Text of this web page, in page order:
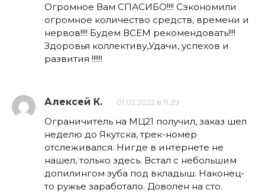
Огромное Вам СПАСИБО!!!! Сэкономили
огромное количество средств, времени и
нервов!!!! Будем ВСЕМ рекомендовать!!!!
Здоровья коллективу,Удачи, успехов и
развития !!!!!!
Алексей К. 01.02.2022 в 11:39
Ограничитель на МЦ21 получил, заказ шел
неделю до Якутска, трек-номер
отслеживался. Нигде в интернете не
нашел, только здесь. Встал с небольшим
допилингом зуба под вкладыш. Наконец-
то ружье заработало. Доволен на сто.